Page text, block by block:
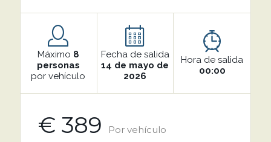
Máximo 8
personas
por vehículo
Fecha de salida
14 de mayo de
2026
Hora de salida
00:00
€ 389 Por vehículo